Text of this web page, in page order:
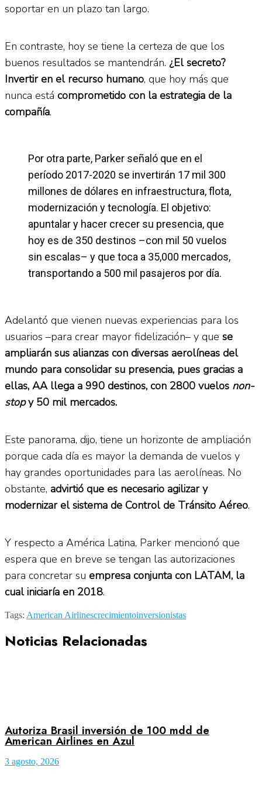
soportar en un plazo tan largo.
En contraste, hoy se tiene la certeza de que los
buenos resultados se mantendrán. ¿El secreto?
Invertir en el recurso humano, que hoy más que
nunca está comprometido con la estrategia de la
compañía.
Por otra parte, Parker señaló que en el
período 2017-2020 se invertirán 17 mil 300
millones de dólares en infraestructura, flota,
modernización y tecnología. El objetivo:
apuntalar y hacer crecer su presencia, que
hoy es de 350 destinos –con mil 50 vuelos
sin escalas– y que toca a 35,000 mercados,
transportando a 500 mil pasajeros por día.
Adelantó que vienen nuevas experiencias para los
usuarios –para crear mayor fidelización– y que se
ampliarán sus alianzas con diversas aerolíneas del
mundo para consolidar su presencia, pues gracias a
ellas, AA llega a 990 destinos, con 2800 vuelos non-
stopy 50 mil mercados.
Este panorama, dijo, tiene un horizonte de ampliación
porque cada día es mayor la demanda de vuelos y
hay grandes oportunidades para las aerolíneas. No
obstante, advirtió que es necesario agilizar y
modernizar el sistema de Control de Tránsito Aéreo.
Y respecto a América Latina, Parker mencionó que
espera que en breve se tengan las autorizaciones
para concretar su empresa conjunta con LATAM, la
cual iniciaría en 2018.
Tags: American Airlinescrecimientoinversionistas
Noticias Relacionadas
Autoriza Brasil inversión de 100 mdd de
American Airlines en Azul
3 agosto, 2026